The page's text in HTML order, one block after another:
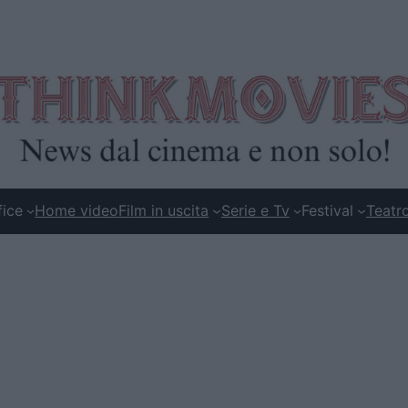
Home videoFilm in uscita Serie e Tv Festival